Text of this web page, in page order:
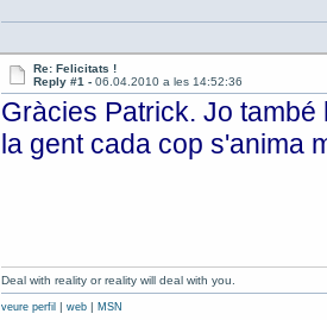
Re: Felicitats !
Reply #1 -06.04.2010 a les 14:52:36
Gràcies Patrick. Jo
la gent cada cop s'anima
Deal with reality or reality will deal with you.
veure perfil| web| MSN